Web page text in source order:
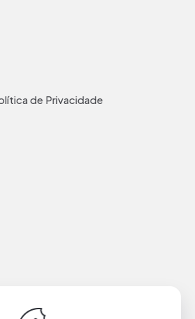
de Privacidade